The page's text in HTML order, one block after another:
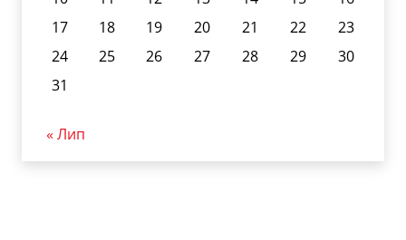
17
18 19 20 21 22
23
24
25 26 27 28 29
30
31
« Лип